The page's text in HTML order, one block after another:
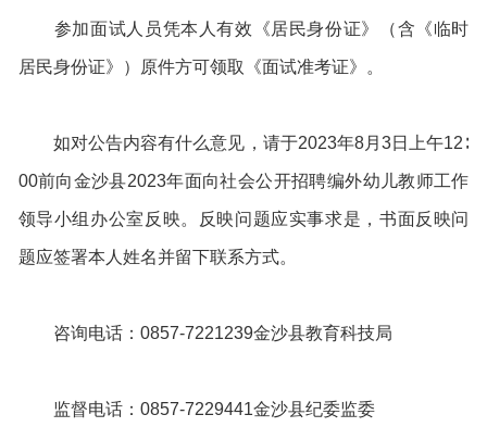
参加面试人员凭本人有效《居民身份证》（含《临时
居民身份证》）原件方可领取《面试准考证》。
如对公告内容有什么意见，请于2023年8月3日上午12∶
00前向金沙县2023年面向社会公开招聘编外幼儿教师工作
领导小组办公室反映。反映问题应实事求是，书面反映问
题应签署本人姓名并留下联系方式。
咨询电话：0857-7221239金沙县教育科技局
监督电话：0857-7229441金沙县纪委监委